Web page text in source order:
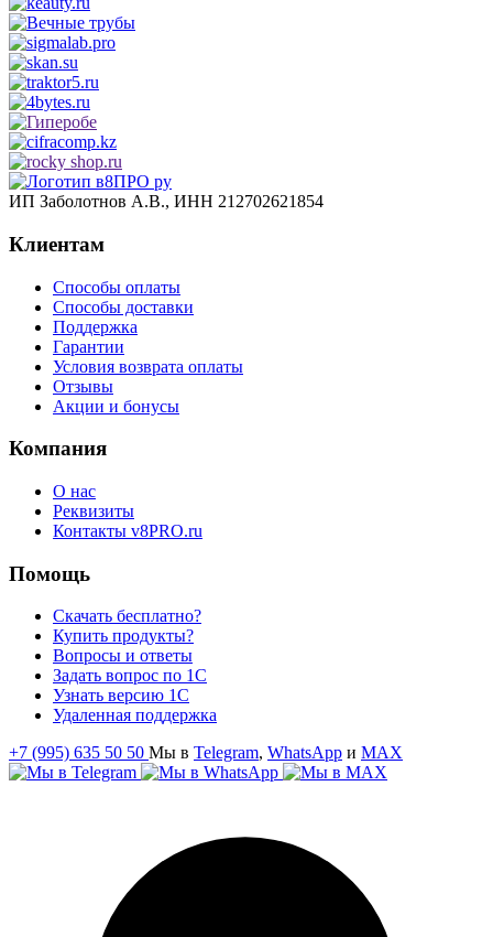
ИП Заболотнов А.В., ИНН 212702621854
Клиентам
Способы оплаты
Способы доставки
Поддержка
Гарантии
Условия возврата оплаты
Отзывы
Акции и бонусы
Компания
О нас
Реквизиты
Контакты v8PRO.ru
Помощь
Скачать бесплатно?
Купить продукты?
Вопросы и ответы
Задать вопрос по 1С
Узнать версию 1С
Удаленная поддержка
+7 (995) 635 50 50 Мы в Telegram, WhatsApp и MAX